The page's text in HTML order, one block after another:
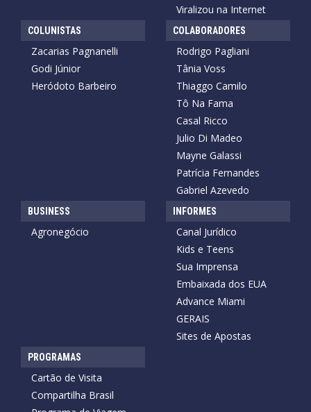
Viralizou na Internet
COLUNISTAS
Zacarias Pagnanelli
Godi Júnior
Heródoto Barbeiro
COLABORADORES
Rodrigo Pagliani
Tânia Voss
Thiaggo Camilo
Tô Na Fama
Casal Ricco
Julio Di Madeo
Mayne Galassi
Patrícia Fernandes
Gabriel Azevedo
BUSINESS
Agronegócio
INFORMES
Canal Jurídico
Kids e Teens
Sua Imprensa
Embaixada dos EUA
Advance Miami
GERAIS
Sites de Apostas
PROGRAMAS
Cartão de Visita
Compartilha Brasil